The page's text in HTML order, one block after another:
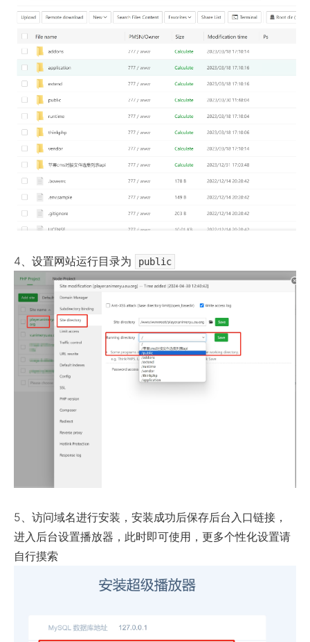
4、设置网站运行目录为 public
5、访问域名进行安装，安装成功后保存后台入口链接，
进入后台设置播放器，此时即可使用，更多个性化设置请
自行摸索